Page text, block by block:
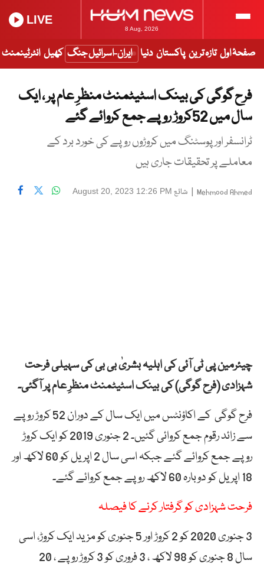
8 Aug, 2026
LIVE
صفحۂ اول تازہ ترین پاکستان دنیا ایران-اسرائیل جنگ کھیل انٹرٹینمنٹ
فرح گوگی کی بینک اسٹیٹمنٹ منظرِ عام پر ، ایک
سال میں 52کروڑ روپے جمع کروائے گئے
ٹرانسفر اور پوسٹنگ میں کروڑوں روپے کی خورد برد کے
معاملے پر تحقیقات جاری ہیں
Mehmood Ahmed
| شائع August 20, 2023 12:26 PM
چیئرمین پی ٹی آئی کی اہلیہ بشریٰ بی بی کی سہیلی فرحت
شہزادی (فرح گوگی) کی بینک اسٹیٹمنٹ منظرِ عام پر آگئی۔
فرح گوگی کے اکاؤنٹس میں ایک سال کے دوران 52 کروڑ روپے
سے زائد رقوم جمع کروائی گئیں۔ 2 جنوری 2019 کو ایک کروڑ
روپے جمع کروائے گئے جبکہ اسی سال 2 اپریل کو 60 لاکھ اور
18 اپریل کو دوبارہ 60 لاکھ روپے جمع کروائے گئے۔
فرحت شہزادی کو گرفتار کرنے کا فیصلہ
3 جنوری 2020 کو 2 کروڑ اور 5 جنوری کو مزید ایک کروڑ، اسی
سال 8 جنوری کو 98 لاکھ ، 3 فروری کو 3 کروڑ روپے ، 20